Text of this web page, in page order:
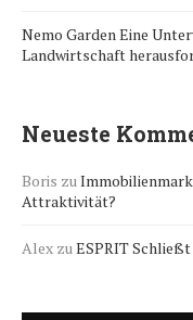
Nemo Garden Eine
Landwirtschaft
Neueste
Boris zu
Attraktivität?
Alex zuESPRIT